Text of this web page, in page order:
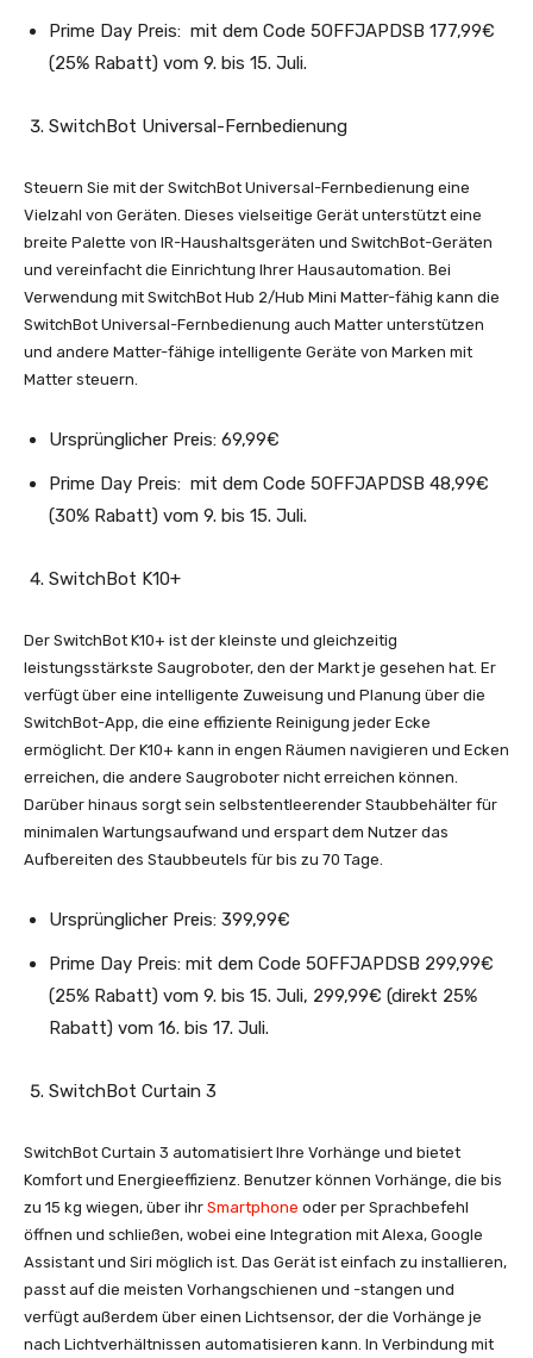
Prime Day Preis: mit dem Code 5OFFJAPDSB 177,99€
(25% Rabatt) vom 9. bis 15. Juli.
SwitchBot Universal-Fernbedienung
Steuern Sie mit der SwitchBot Universal-Fernbedienung eine
Vielzahl von Geräten. Dieses vielseitige Gerät unterstützt eine
breite Palette von IR-Haushaltsgeräten und SwitchBot-Geräten
und vereinfacht die Einrichtung Ihrer Hausautomation. Bei
Verwendung mit SwitchBot Hub 2/Hub Mini Matter-fähig kann die
SwitchBot Universal-Fernbedienung auch Matter unterstützen
und andere Matter-fähige intelligente Geräte von Marken mit
Matter steuern.
Ursprünglicher Preis: 69,99€
Prime Day Preis: mit dem Code 5OFFJAPDSB 48,99€
(30% Rabatt) vom 9. bis 15. Juli.
SwitchBot K10+
Der SwitchBot K10+ ist der kleinste und gleichzeitig
leistungsstärkste Saugroboter, den der Markt je gesehen hat. Er
verfügt über eine intelligente Zuweisung und Planung über die
SwitchBot-App, die eine effiziente Reinigung jeder Ecke
ermöglicht. Der K10+ kann in engen Räumen navigieren und Ecken
erreichen, die andere Saugroboter nicht erreichen können.
Darüber hinaus sorgt sein selbstentleerender Staubbehälter für
minimalen Wartungsaufwand und erspart dem Nutzer das
Aufbereiten des Staubbeutels für bis zu 70 Tage.
Ursprünglicher Preis: 399,99€
Prime Day Preis: mit dem Code 5OFFJAPDSB 299,99€
(25% Rabatt) vom 9. bis 15. Juli, 299,99€ (direkt 25%
Rabatt) vom 16. bis 17. Juli.
SwitchBot Curtain 3
SwitchBot Curtain 3 automatisiert Ihre Vorhänge und bietet
Komfort und Energieeffizienz. Benutzer können Vorhänge, die bis
zu 15 kg wiegen, über ihr Smartphone oder per Sprachbefehl
öffnen und schließen, wobei eine Integration mit Alexa, Google
Assistant und Siri möglich ist. Das Gerät ist einfach zu installieren,
passt auf die meisten Vorhangschienen und -stangen und
verfügt außerdem über einen Lichtsensor, der die Vorhänge je
nach Lichtverhältnissen automatisieren kann. In Verbindung mit